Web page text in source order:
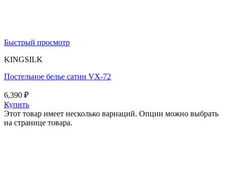
Быстрый просмотр
KINGSILK
Постельное белье сатин VX-72
6,390 ₽
Купить
Этот товар имеет несколько вариаций. Опции можно выбрать
на странице товара.